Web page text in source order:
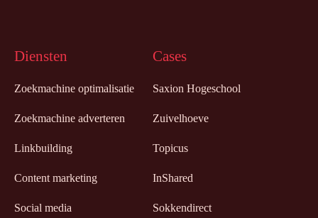
Diensten
Zoekmachine optimalisatie
Zoekmachine adverteren
Linkbuilding
Content marketing
Social media
Cases
Saxion Hogeschool
Zuivelhoeve
Topicus
InShared
Sokkendirect